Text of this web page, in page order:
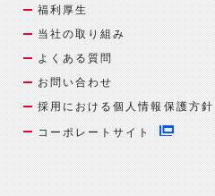
福利厚生
当社の取り組み
よくある質問
お問い合わせ
採用における個人情報保護方針
コーポレートサイト